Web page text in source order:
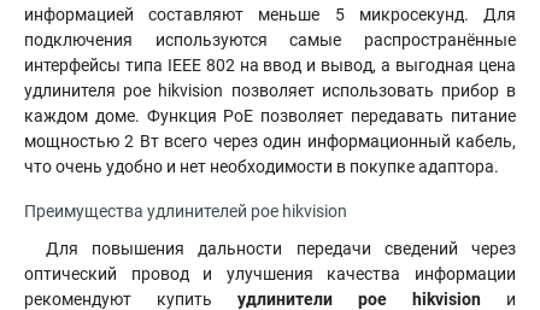
информацией составляют меньше 5 микросекунд. Для
подключения используются самые распространённые
интерфейсы типа IEEE 802 на ввод и вывод, а выгодная цена
удлинителя poe hikvision позволяет использовать прибор в
каждом доме. Функция PoE позволяет передавать питание
мощностью 2 Вт всего через один информационный кабель,
что очень удобно и нет необходимости в покупке адаптора.
Преимущества удлинителей poe hikvision
Для повышения дальности передачи сведений через
оптический провод и улучшения качества информации
рекомендуют купить удлинители poe hikvision и